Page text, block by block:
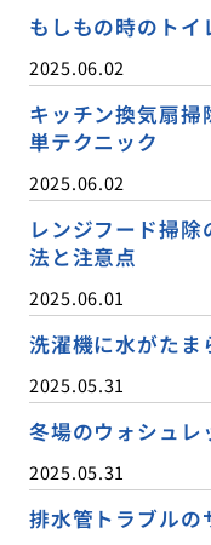
もしもの時のトイ
2025.06.02
キッチン換気扇
単テクニック
2025.06.02
レンジフード掃
法と注意点
2025.06.01
洗濯機に水がたま
2025.05.31
冬場のウォシュレ
2025.05.31
排水管トラブルの